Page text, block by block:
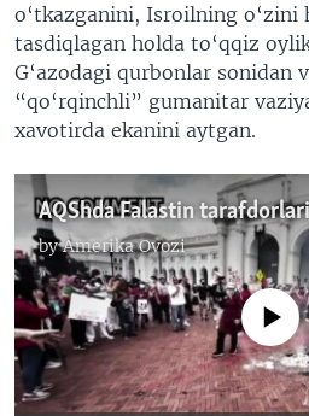
o‘tkazganini, Isroilning
tasdiqlagan holda to‘qqiz
G‘azodagi qurbonlar sonidan
“qo‘rqinchli” gumanitar
xavotirda ekanini aytgan.
AQShda Falastin
byAmerika Ovozi
No media source